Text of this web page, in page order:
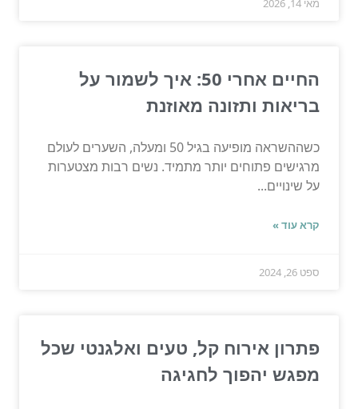
מאי 14, 2026
החיים אחרי 50: איך לשמור על
בריאות ותזונה מאוזנת
כשההשראה מופיעה בגיל 50 ומעלה, השערים לעולם
מרגישים פתוחים יותר מתמיד. נשים רבות מצטערות
על שינויים...
קרא עוד »
ספט 26, 2024
פתרון אירוח קל, טעים ואלגנטי שכל
מפגש יהפוך לחגיגה